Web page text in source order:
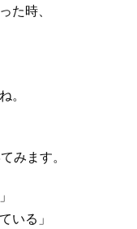
た時、
。
みます。
いる」